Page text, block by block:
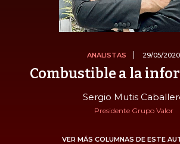
ANALISTAS 29/05/2020
Combustible a la
Sergio Mutis
Presidente Grupo Valor
VER MÁS COLUMNAS DE ESTE